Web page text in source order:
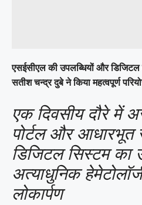
एसईसीएल की उपलब्धियों और डिजिटल
सतीश चन्द्र दुबे ने किया महत्वपूर्ण
एक दिवसीय दौरे में
पोर्टल और
डिजिटल सिस्टम का
अत्याधुनिक
लोकार्पण